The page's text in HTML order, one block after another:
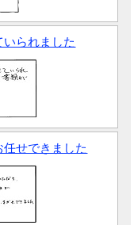
られました
せできました